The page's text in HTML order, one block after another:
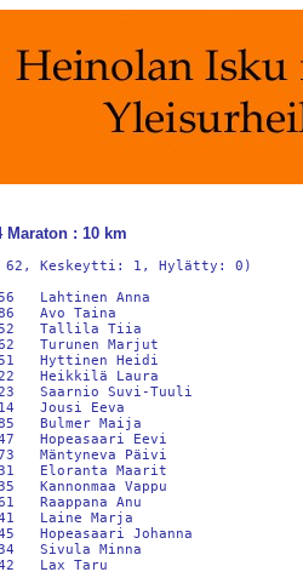
Maraton : 10 km
Keskeytti: 1, Hylätty: 0)
Lahtinen Anna
Avo Taina
Tallila Tiia
Turunen Marjut
Hyttinen Heidi
Heikkilä Laura
Saarnio Suvi-Tuuli
Jousi Eeva
Bulmer Maija
Hopeasaari Eevi
Mäntyneva Päivi
Eloranta Maarit
Kannonmaa Vappu
Raappana Anu
Laine Marja
Hopeasaari Johanna
Sivula Minna
Lax Taru